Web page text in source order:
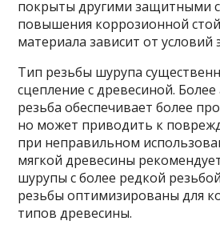
покрыты другими защитными
повышения коррозионной
материала зависит от условий
Тип резьбы шурупа
сцепление с древесиной. Более
резьба обеспечивает более
но может приводить к
при неправильном
мягкой древесины
шурупы с более редкой
резьбы оптимизированы для
типов древесины.